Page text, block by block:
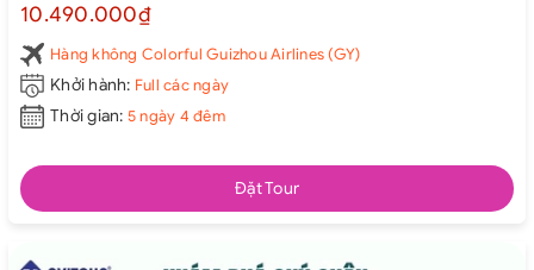
10.490.000₫
Hàng không Colorful Guizhou Airlines (GY)
Khởi hành: Full các ngày
Thời gian: 5 ngày 4 đêm
Đặt Tour